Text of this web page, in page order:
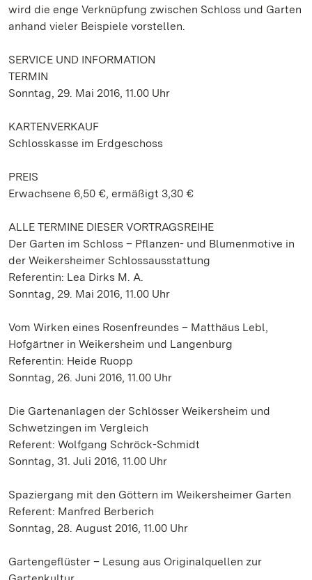
wird die enge Verknüpfung zwischen Schloss und Garten
anhand vieler Beispiele vorstellen.
SERVICE UND INFORMATION
TERMIN
Sonntag, 29. Mai 2016, 11.00 Uhr
KARTENVERKAUF
Schlosskasse im Erdgeschoss
PREIS
Erwachsene 6,50 €, ermäßigt 3,30 €
ALLE TERMINE DIESER VORTRAGSREIHE
Der Garten im Schloss – Pflanzen- und Blumenmotive in
der Weikersheimer Schlossausstattung
Referentin: Lea Dirks M. A.
Sonntag, 29. Mai 2016, 11.00 Uhr
Vom Wirken eines Rosenfreundes – Matthäus Lebl,
Hofgärtner in Weikersheim und Langenburg
Referentin: Heide Ruopp
Sonntag, 26. Juni 2016, 11.00 Uhr
Die Gartenanlagen der Schlösser Weikersheim und
Schwetzingen im Vergleich
Referent: Wolfgang Schröck-Schmidt
Sonntag, 31. Juli 2016, 11.00 Uhr
Spaziergang mit den Göttern im Weikersheimer Garten
Referent: Manfred Berberich
Sonntag, 28. August 2016, 11.00 Uhr
Gartengeflüster – Lesung aus Originalquellen zur